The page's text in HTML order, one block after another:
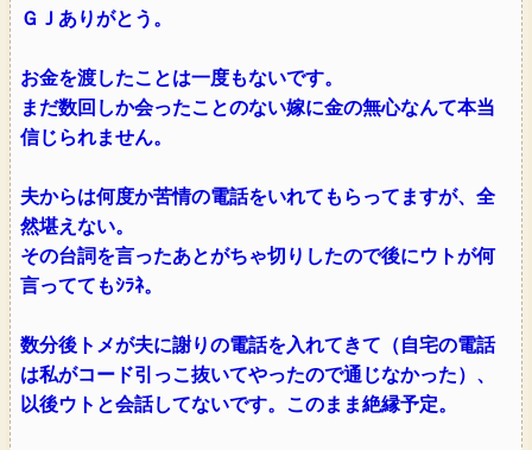
ＧＪありがとう。
お金を渡したことは一度もないです。
まだ数回しか会ったことのない嫁に金の無心なんて本当
信じられません。
夫からは何度か苦情の電話をいれてもらってますが、全
然堪えない。
その台詞を言ったあとがちゃ切りしたので後にウトが何
言っててもｼﾗﾈ。
数分後トメが夫に謝りの電話を入れてきて（自宅の電話
は私がコード引っこ抜いてやったので通じなかった）、
以後ウトと会話してないです。このまま絶縁予定。